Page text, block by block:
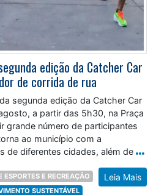
edição da Catcher Car
de corrida de rua
segunda edição da Catcher Car
a partir das 5h30, na Praça
grande número de participantes
ao município com a
de diferentes cidades, além de
Leia Mais
ESPORTES E RECREAÇÃO
SUSTENTÁVEL